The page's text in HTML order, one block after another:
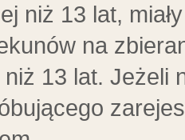
niż 13 lat,
na
niż 13 lat. Jeżeli